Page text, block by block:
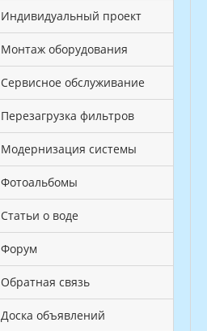
Индивидуальный проект
Монтаж оборудования
Сервисное обслуживание
Перезагрузка фильтров
Модернизация системы
Фотоальбомы
Статьи о воде
Форум
Обратная связь
Доска объявлений